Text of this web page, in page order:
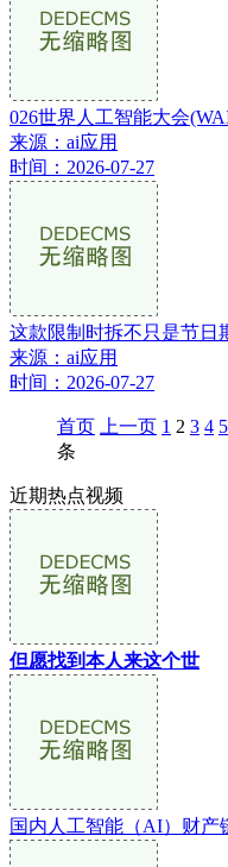
026世界人工智能大会
来源：ai应用
时间：2026-07-27
这款限制时拆不只是节日
来源：ai应用
时间：2026-07-27
首页 上一页 1 2 3 4 5
条
近期热点视频
但愿找到本人来这个世
国内人工智能（AI）财产